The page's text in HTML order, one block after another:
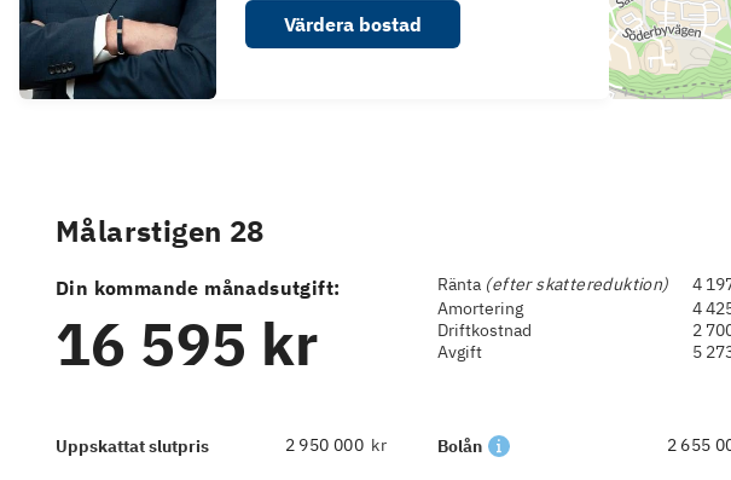
Värdera bostad
Målarstigen 28
Din kommande månadsutgift:
16 595 kr
Ränta (efter skattereduktion)
4
Amortering
4
Driftkostnad
2
Avgift
5
Uppskattat slutpris kr Bolån